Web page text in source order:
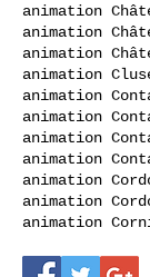
animation
animation
animation
animation
animation
animation
animation
animation
animation
animation
animation